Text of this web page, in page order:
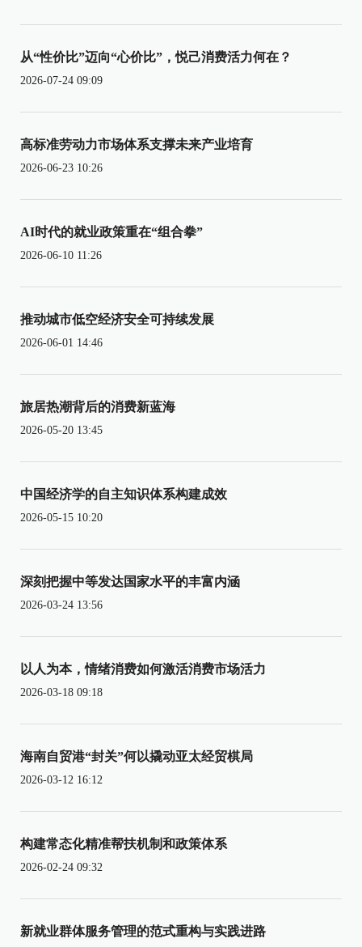
从“性价比”迈向“心价比”，悦己消费活力何在？
2026-07-24 09:09
高标准劳动力市场体系支撑未来产业培育
2026-06-23 10:26
AI时代的就业政策重在“组合拳”
2026-06-10 11:26
推动城市低空经济安全可持续发展
2026-06-01 14:46
旅居热潮背后的消费新蓝海
2026-05-20 13:45
中国经济学的自主知识体系构建成效
2026-05-15 10:20
深刻把握中等发达国家水平的丰富内涵
2026-03-24 13:56
以人为本，情绪消费如何激活消费市场活力
2026-03-18 09:18
海南自贸港“封关”何以撬动亚太经贸棋局
2026-03-12 16:12
构建常态化精准帮扶机制和政策体系
2026-02-24 09:32
新就业群体服务管理的范式重构与实践进路